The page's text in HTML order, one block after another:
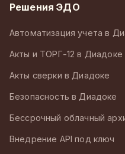
Решения ЭДО
Автоматизация учета в
Акты и ТОРГ-12 в Диадоке
Акты сверки в Диадоке
Безопасность в Диадоке
Бессрочный облачный
Внедрение API под ключ